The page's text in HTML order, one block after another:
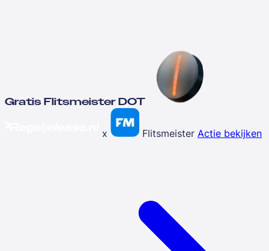
Gratis Flitsmeister DOT
x Flitsmeister Actie bekijken